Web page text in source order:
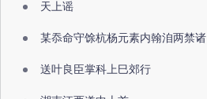
天上谣
某忝命守馀杭杨元素内翰洎两禁诸公出祖佛寺
送叶良臣掌科上巳郊行